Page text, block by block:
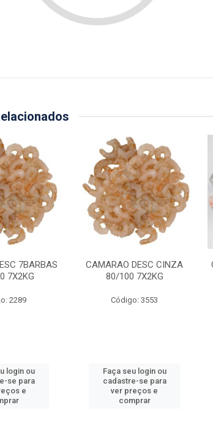
7BARBAS
7X2KG
2289
login ou
se para
e
CAMARAO DESC CINZA
80/100 7X2KG
Código: 3553
Faça seu login ou
cadastre-se para
ver preços e
comprar